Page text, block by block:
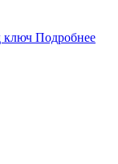
ключ Подробнее